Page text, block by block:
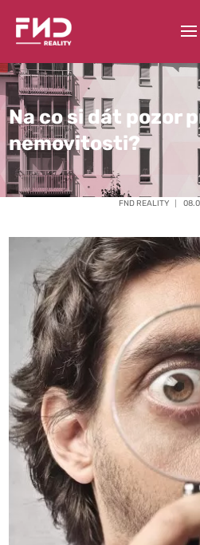
Na co si dát pozor
nemovitosti?
FND REALITY